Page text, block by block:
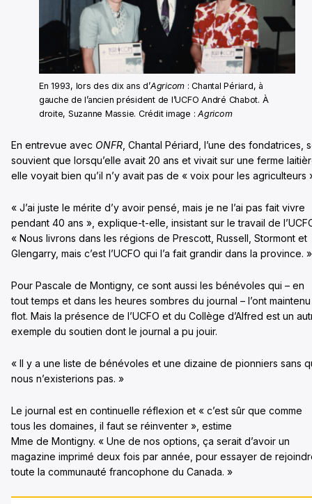
En 1993, lors des dix ans d’Agricom : Chantal Périard, à
gauche de l’ancien président de l’UCFO André Chabot. À
droite, Suzanne Massie. Crédit image :Agricom
En entrevue avec ONFR , Chantal Périard, l’une des fondatrices,
souvient que lorsqu’elle avait 20 ans et vivait sur une ferme
elle voyait bien qu’il n’y avait pas de « voix pour les agriculteurs
« J’ai juste le mérite d’y avoir pensé, mais je ne l’ai pas fait vivre
pendant 40 ans », explique-t-elle, insistant sur le travail de
« Nous livrons dans les régions de Prescott, Russell, Stormont et
Glengarry, mais c’est l’UCFO qui l’a fait grandir dans la province. »
Pour Pascale de Montigny, ce sont aussi les bénévoles qui – en
tout temps et dans les heures sombres du journal – l’ont
flot. Mais la présence de l’UCFO et du Collège d’Alfred est un
exemple du soutien dont le journal a pu jouir.
« Il y a une liste de bénévoles et une dizaine de pionniers sans
nous n’existerions pas. »
Le journal est en continuelle réflexion et « c’est sûr que comme
tous les domaines, il faut se réinventer », estime
Mme de Montigny. « Une de nos options, ça serait d’avoir un
magazine imprimé deux fois par année, pour essayer de
toute la communauté francophone du Canada. »